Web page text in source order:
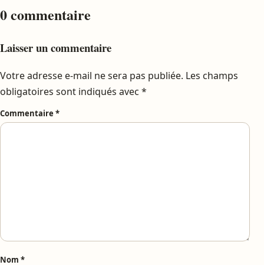
0 commentaire
Laisser un commentaire
Votre adresse e-mail ne sera pas publiée. Les champs
obligatoires sont indiqués avec *
Commentaire *
Nom *